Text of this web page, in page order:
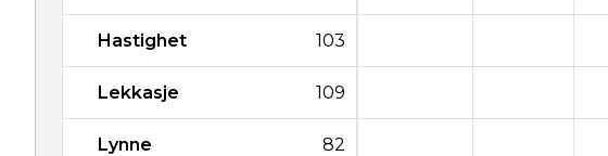
Hastighet 103
Lekkasje 109
Lynne 82